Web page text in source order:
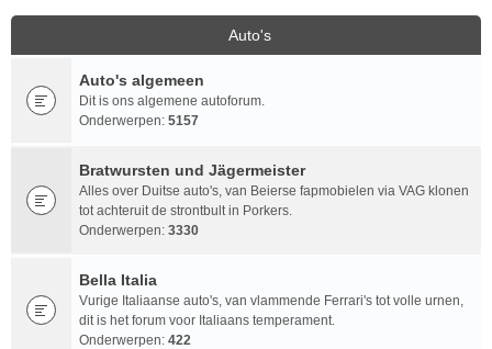
Auto's
Auto's algemeen
Dit is ons algemene autoforum.
Onderwerpen: 5157
Bratwursten und Jägermeister
Alles over Duitse auto's, van Beierse fapmobielen via VAG klonen
tot achteruit de strontbult in Porkers.
Onderwerpen: 3330
Bella Italia
Vurige Italiaanse auto's, van vlammende Ferrari's tot volle urnen,
dit is het forum voor Italiaans temperament.
Onderwerpen: 422